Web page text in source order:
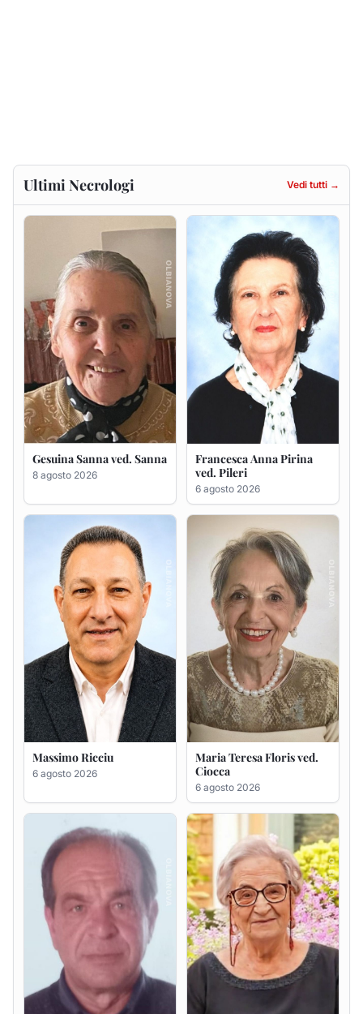
Ultimi Necrologi Vedi tutti →
Gesuina Sanna ved. Sanna
8 agosto 2026
Francesca Anna Pirina
ved. Pileri
6 agosto 2026
Massimo Ricciu
6 agosto 2026
Maria Teresa Floris ved.
Ciocca
6 agosto 2026